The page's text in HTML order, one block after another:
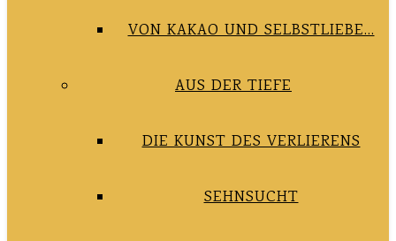
VON KAKAO UND SELBSTLIEBE…
AUS DER TIEFE
DIE KUNST DES VERLIERENS
SEHNSUCHT